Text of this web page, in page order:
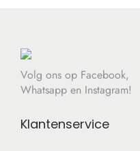
Volg ons op Facebook,
Whatsapp en Instagram!
Klantenservice